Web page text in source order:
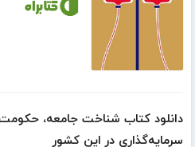
دانلود کتاب شناخت جامعه، حکومت
سرمایه‌گذاری در این کشور